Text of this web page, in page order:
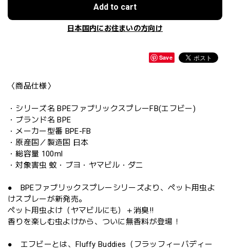
Add to cart
日本国内にお住まいの方向け
Save
〈商品仕様〉
・シリーズ名 BPEファブリックスプレーFB(エフビー)
・ブランド名 BPE
・メーカー型番 BPE-FB
・原産国／製造国 日本
・総容量 100ml
・対象害虫 蚊・ブヨ・ヤマビル・ダニ
● BPEファブリックスプレーシリーズより、ペット用虫よ
けスプレーが新発売。
ペット用虫よけ（ヤマビルにも）＋消臭!!
香りを楽しむ虫よけから、ついに無香料が登場！
● エフビーとは、Fluffy Buddies（フラッフィーバディー